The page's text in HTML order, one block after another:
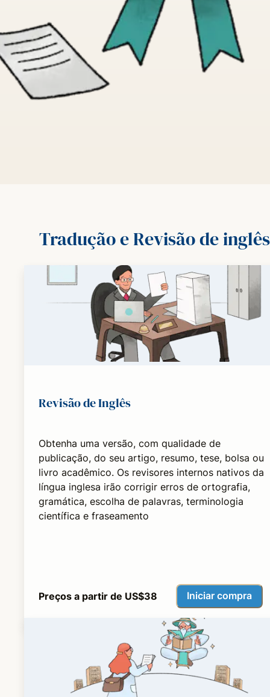
Tradução e Revisão de inglês
Revisão de Inglês
Obtenha uma versão, com qualidade de
publicação, do seu artigo, resumo, tese, bolsa ou
livro acadêmico. Os revisores internos nativos da
língua inglesa irão corrigir erros de ortografia,
gramática, escolha de palavras, terminologia
científica e fraseamento
Preços a partir de US$38 Iniciar compra